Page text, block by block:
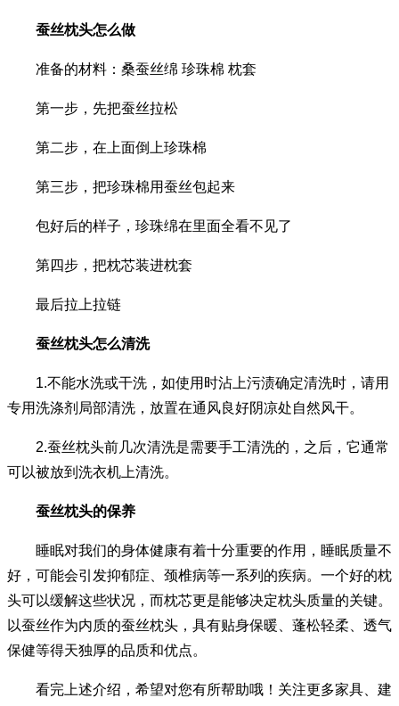
蚕丝枕头怎么做
准备的材料：桑蚕丝绵 珍珠棉 枕套
第一步，先把蚕丝拉松
第二步，在上面倒上珍珠棉
第三步，把珍珠棉用蚕丝包起来
包好后的样子，珍珠绵在里面全看不见了
第四步，把枕芯装进枕套
最后拉上拉链
蚕丝枕头怎么清洗
1.不能水洗或干洗，如使用时沾上污渍确定清洗时，请用
专用洗涤剂局部清洗，放置在通风良好阴凉处自然风干。
2.蚕丝枕头前几次清洗是需要手工清洗的，之后，它通常
可以被放到洗衣机上清洗。
蚕丝枕头的保养
睡眠对我们的身体健康有着十分重要的作用，睡眠质量不
好，可能会引发抑郁症、颈椎病等一系列的疾病。一个好的枕
头可以缓解这些状况，而枕芯更是能够决定枕头质量的关键。
以蚕丝作为内质的蚕丝枕头，具有贴身保暖、蓬松轻柔、透气
保健等得天独厚的品质和优点。
看完上述介绍，希望对您有所帮助哦！关注更多家具、建